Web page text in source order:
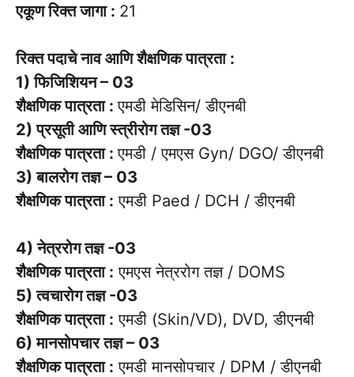
एकूण रिक्त जागा : 21
रिक्त पदाचे नाव आणि शैक्षणिक पात्रता :
1) फिजिशियन – 03
शैक्षणिक पात्रता :एमडी मेडिसिन/ डीएनबी
2) प्रसूती आणि स्त्रीरोग तज्ञ -03
शैक्षणिक पात्रता :एमडी / एमएस Gyn/ DGO/ डीएनबी
3) बालरोग तज्ञ – 03
शैक्षणिक पात्रता : एमडी Paed / DCH / डीएनबी
4) नेत्ररोग तज्ञ -03
शैक्षणिक पात्रता : एमएस नेत्ररोग तज्ञ / DOMS
5) त्वचारोग तज्ञ -03
शैक्षणिक पात्रता : एमडी (Skin/VD), DVD, डीएनबी
6) मानसोपचार तज्ञ – 03
शैक्षणिक पात्रता : एमडी मानसोपचार / DPM / डीएनबी